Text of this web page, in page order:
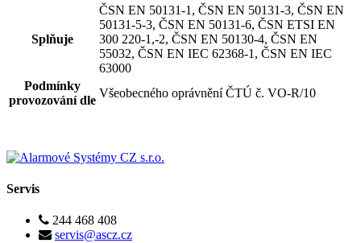
Splňuje
ČSN EN 50131-1, ČSN EN 50131-3, ČSN EN
50131-5-3, ČSN EN 50131-6, ČSN ETSI EN
300 220-1,-2, ČSN EN 50130-4, ČSN EN
55032, ČSN EN IEC 62368-1, ČSN EN IEC
63000
Podmínky
provozování dle
Všeobecného oprávnění ČTÚ č. VO-R/10
Servis
244 468 408
servis@ascz.cz